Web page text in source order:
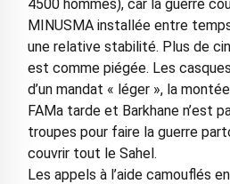
4500 hommes), car la guerre
MINUSMA installée entre
une relative stabilité. Plus de
est comme piégée. Les
d’un mandat « léger », la
FAMa tarde et Barkhane n’est
troupes pour faire la guerre
couvrir tout le Sahel.
Les appels à l’aide camouflés